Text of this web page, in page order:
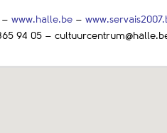
– www.halle.be –
94 05 –